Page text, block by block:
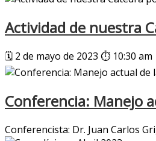
Actividad de nuestra
🗓️ 2 de mayo de 2023 ⏱️ 10:30
Conferencia: Manejo
Conferencista: Dr. Juan Carlos